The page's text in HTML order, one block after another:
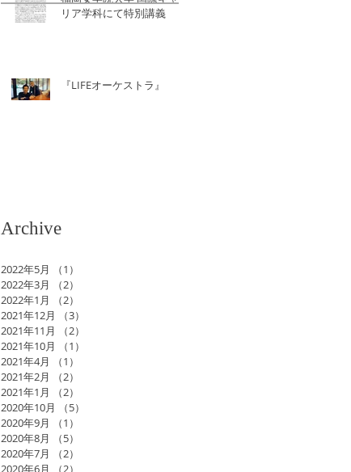
リア学科にて特別講義
『LIFEオーケストラ』
Archive
2022年5月 （1）
2022年3月
（2）
2022年1月
（2）
2021年12月
（3）
2021年11月
（2）
2021年10月
（1）
2021年4月
（1）
2021年2月
（2）
2021年1月
（2）
2020年10月
（5）
2020年9月
（1）
2020年8月
（5）
2020年7月
（2）
2020年6月
（2）